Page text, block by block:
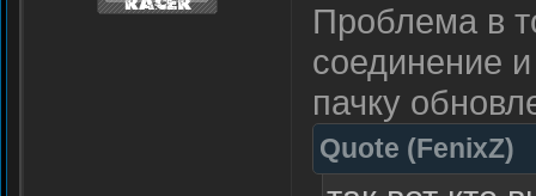
Проблема в
соединение
пачку
Quote (FenixZ)